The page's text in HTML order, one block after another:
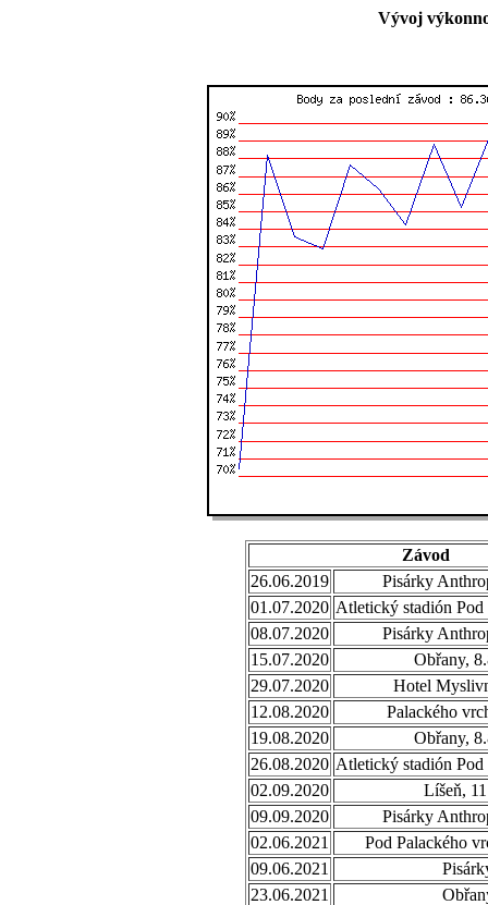
Vývoj
Závod
26.06.2019
Pisárky
01.07.2020 Atletický stadión Pod
08.07.2020
Pisárky
15.07.2020
Obřany,
29.07.2020
Hotel
12.08.2020
Palackého
19.08.2020
Obřany,
26.08.2020 Atletický stadión Pod
02.09.2020
Líšeň,
09.09.2020
Pisárky
02.06.2021
Pod Palackého
09.06.2021
23.06.2021